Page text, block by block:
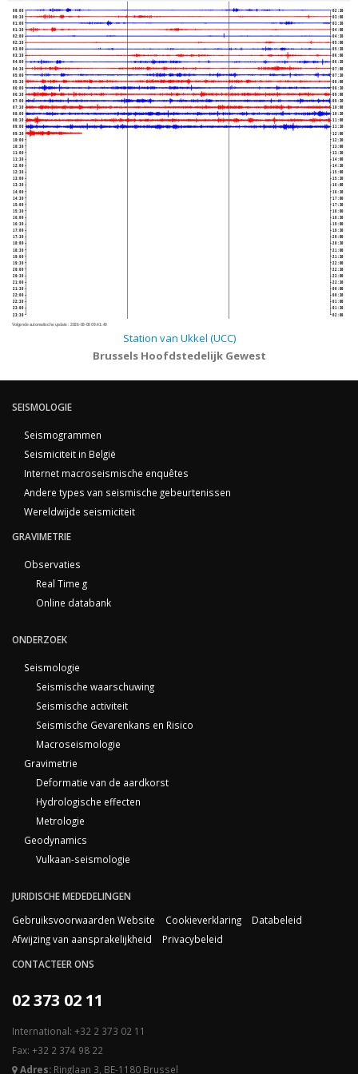
00:00
00:30
01:00
01:30
02:00
02:30
03:00
03:30
04:00
04:30
05:00
05:30
06:00
06:30
07:00
07:30
08:00
08:30
09:00
09:30
10:00
10:30
11:00
11:30
12:00
12:30
13:00
13:30
14:00
14:30
15:00
15:30
16:00
16:30
17:00
17:30
18:00
18:30
19:00
19:30
20:00
20:30
21:00
21:30
22:00
22:30
23:00
23:30
02:30
03:00
03:30
04:00
04:30
05:00
05:30
06:00
06:30
07:00
07:30
08:00
08:30
09:00
09:30
10:00
10:30
11:00
11:30
12:00
12:30
13:00
13:30
14:00
14:30
15:00
15:30
16:00
16:30
17:00
17:30
18:00
18:30
19:00
19:30
20:00
20:30
21:00
21:30
22:00
22:30
23:00
23:30
00:00
00:30
01:00
01:30
02:00
Volgende automatische update : 2026-08-08 09:41:40
Station van Ukkel (UCC)
Brussels Hoofdstedelijk Gewest
SEISMOLOGIE
Seismogrammen
Seismiciteit in België
Internet macroseismische enquêtes
Andere types van seismische gebeurtenissen
Wereldwijde seismiciteit
GRAVIMETRIE
Observaties
Real Time g
Online databank
ONDERZOEK
Seismologie
Seismische waarschuwing
Seismische activiteit
Seismische Gevarenkans en Risico
Macroseismologie
Gravimetrie
Deformatie van de aardkorst
Hydrologische effecten
Metrologie
Geodynamics
Vulkaan-seismologie
JURIDISCHE MEDEDELINGEN
Gebruiksvoorwaarden Website
Cookieverklaring
Databeleid
Afwijzing van aansprakelijkheid
Privacybeleid
CONTACTEER ONS
02 373 02 11
International: +32 2 373 02 11
Fax: +32 2 374 98 22
Adres: Ringlaan 3, BE-1180 Brussel